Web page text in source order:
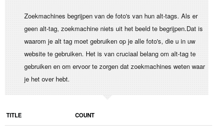
Zoekmachines begrijpen van de foto's van hun alt-tags. Als er
geen alt-tag, zoekmachine niets uit het beeld te begrijpen.Dat is
waarom je alt tag moet gebruiken op je alle foto's, die u in uw
website te gebruiken. Het is van cruciaal belang om alt-tag te
gebruiken en om ervoor te zorgen dat zoekmachines weten waar
je het over hebt.
TITLE COUNT